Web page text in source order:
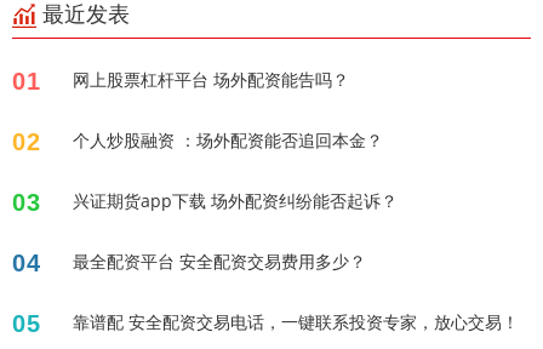
最近发表
01 网上股票杠杆平台 场外配资能告吗？
02 个人炒股融资 ：场外配资能否追回本金？
03 兴证期货app下载 场外配资纠纷能否起诉？
04 最全配资平台 安全配资交易费用多少？
05 靠谱配 安全配资交易电话，一键联系投资专家，放心交易！